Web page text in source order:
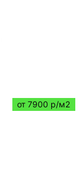
от 7900 р/м2